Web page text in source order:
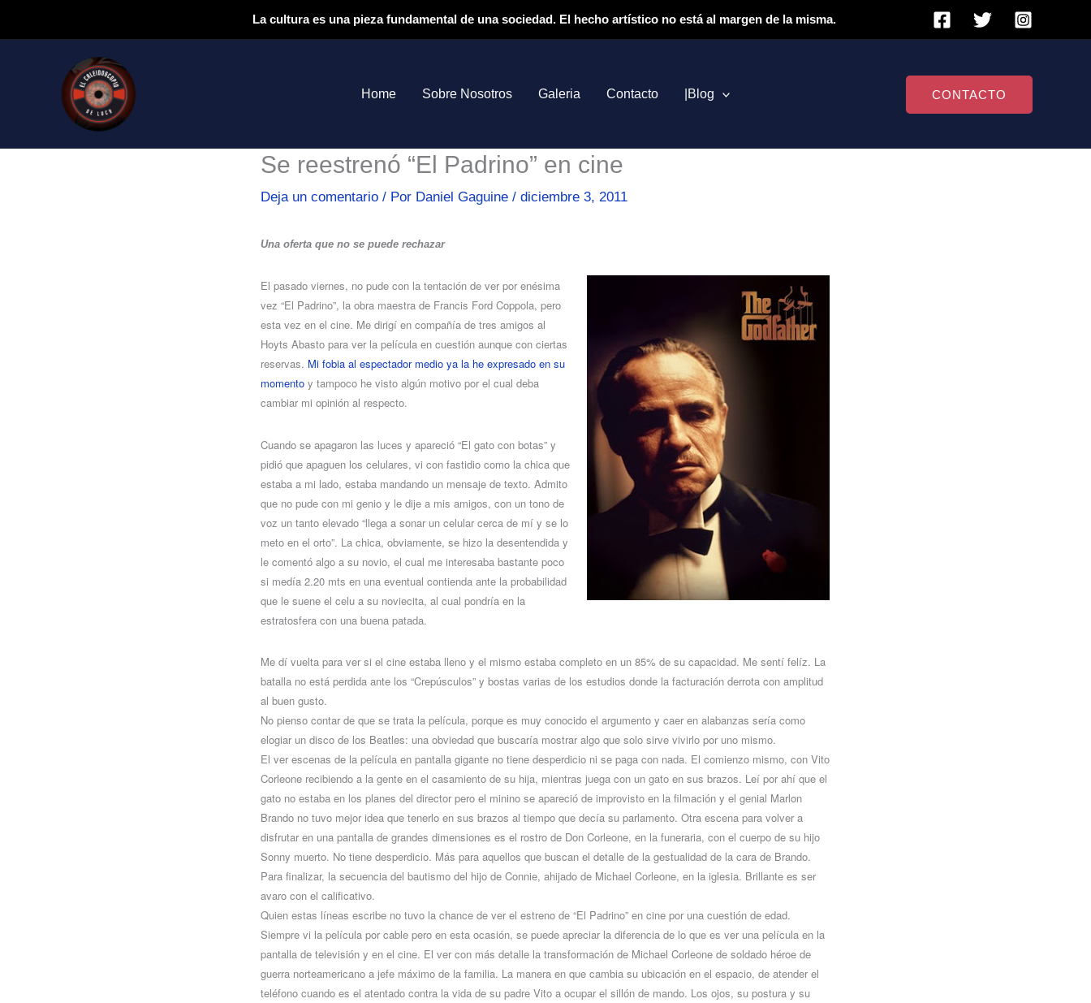
contenido
La cultura es una pieza fundamental de una sociedad. El hecho artístico no está al margen de la misma.
Home Sobre Nosotros Galeria Contacto |Blog CONTACTO
Se reestrenó “El Padrino” en cine
Deja un comentario / Por Daniel Gaguine / diciembre 3, 2011
Una oferta que no se puede rechazar
El pasado viernes, no pude con la tentación de ver por enésima
vez “El Padrino”, la obra maestra de Francis Ford Coppola, pero
esta vez en el cine. Me dirigí en compañía de tres amigos al
Hoyts Abasto para ver la película en cuestión aunque con ciertas
reservas. Mi fobia al espectador medio ya la he expresado en su
momento y tampoco he visto algún motivo por el cual deba
cambiar mi opinión al respecto.
Cuando se apagaron las luces y apareció “El gato con botas” y
pidió que apaguen los celulares, vi con fastidio como la chica que
estaba a mi lado, estaba mandando un mensaje de texto. Admito
que no pude con mi genio y le dije a mis amigos, con un tono de
voz un tanto elevado “llega a sonar un celular cerca de mí y se lo
meto en el orto”. La chica, obviamente, se hizo la desentendida y
le comentó algo a su novio, el cual me interesaba bastante poco
si medía 2.20 mts en una eventual contienda ante la probabilidad
que le suene el celu a su noviecita, al cual pondría en la
estratosfera con una buena patada.
Me dí vuelta para ver si el cine estaba lleno y el mismo estaba completo en un 85% de su capacidad. Me sentí felíz. La
batalla no está perdida ante los “Crepúsculos” y bostas varias de los estudios donde la facturación derrota con amplitud
al buen gusto.
No pienso contar de que se trata la película, porque es muy conocido el argumento y caer en alabanzas sería como
elogiar un disco de los Beatles: una obviedad que buscaría mostrar algo que solo sirve vivirlo por uno mismo.
El ver escenas de la película en pantalla gigante no tiene desperdicio ni se paga con nada. El comienzo mismo, con Vito
Corleone recibiendo a la gente en el casamiento de su hija, mientras juega con un gato en sus brazos. Leí por ahí que el
gato no estaba en los planes del director pero el minino se apareció de improvisto en la filmación y el genial Marlon
Brando no tuvo mejor idea que tenerlo en sus brazos al tiempo que decía su parlamento. Otra escena para volver a
disfrutar en una pantalla de grandes dimensiones es el rostro de Don Corleone, en la funeraria, con el cuerpo de su hijo
Sonny muerto. No tiene desperdicio. Más para aquellos que buscan el detalle de la gestualidad de la cara de Brando.
Para finalizar, la secuencia del bautismo del hijo de Connie, ahijado de Michael Corleone, en la iglesia. Brillante es ser
avaro con el calificativo.
Quien estas líneas escribe no tuvo la chance de ver el estreno de “El Padrino” en cine por una cuestión de edad.
Siempre vi la película por cable pero en esta ocasión, se puede apreciar la diferencia de lo que es ver una película en la
pantalla de televisión y en el cine. El ver con más detalle la transformación de Michael Corleone de soldado héroe de
guerra norteamericano a jefe máximo de la familia. La manera en que cambia su ubicación en el espacio, de atender el
teléfono cuando es el atentado contra la vida de su padre Vito a ocupar el sillón de mando. Los ojos, su postura y su